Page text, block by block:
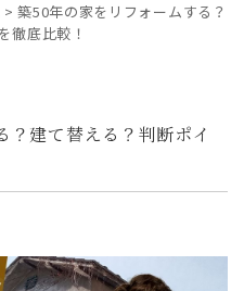
>築50年の家をリフォームする？
徹底比較！
？建て替える？判断ポイ